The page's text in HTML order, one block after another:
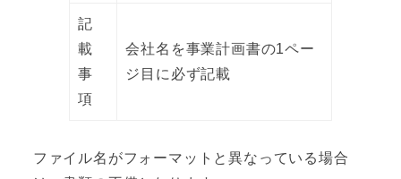
記
載
事
項
会社名を事業計画書の1ペー
ジ目に必ず記載
ファイル名がフォーマットと異なっている場合